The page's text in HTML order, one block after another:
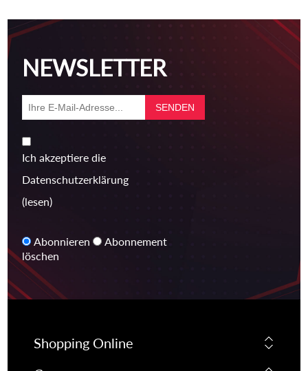
NEWSLETTER
Ich akzeptiere die
Datenschutzerklärung
(lesen)
Abonnieren
Abonnement
löschen
Shopping Online